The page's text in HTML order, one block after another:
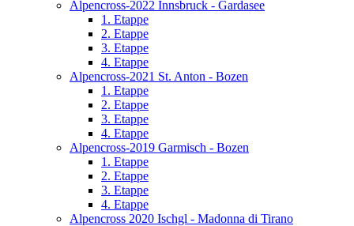
Alpencross-2022 Innsbruck - Gardasee
1. Etappe
2. Etappe
3. Etappe
4. Etappe
Alpencross-2021 St. Anton - Bozen
1. Etappe
2. Etappe
3. Etappe
4. Etappe
Alpencross-2019 Garmisch - Bozen
1. Etappe
2. Etappe
3. Etappe
4. Etappe
Alpencross 2020 Ischgl - Madonna di Tirano